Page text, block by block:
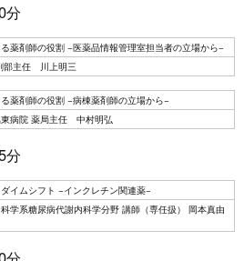
分
薬剤師の役割 −医薬品情報管理室担当者の立場から−
部主任 川上明三
薬剤師の役割 −病棟薬剤師の立場から−
東病院 薬局主任 中村明弘
分
イムシフト −インクレチン関連薬−
学系糖尿病代謝内科学分野 講師（専任扱） 岡本真由